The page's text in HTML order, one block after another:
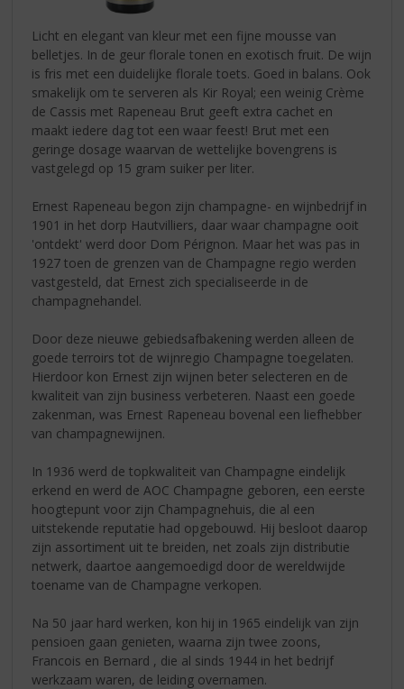
Licht en elegant van kleur met een fijne mousse van
belletjes. In de geur florale tonen en exotisch fruit. De wijn
is fris met een duidelijke florale toets. Goed in balans. Ook
smakelijk om te serveren als Kir Royal; een weinig Crème
de Cassis met Rapeneau Brut geeft extra cachet en
maakt iedere dag tot een waar feest! Brut met een
geringe dosage waarvan de wettelijke bovengrens is
vastgelegd op 15 gram suiker per liter.
Ernest Rapeneau begon zijn champagne- en wijnbedrijf in
1901 in het dorp Hautvilliers, daar waar champagne ooit
'ontdekt' werd door Dom Pérignon. Maar het was pas in
1927 toen de grenzen van de Champagne regio werden
vastgesteld, dat Ernest zich specialiseerde in de
champagnehandel.
Door deze nieuwe gebiedsafbakening werden alleen de
goede terroirs tot de wijnregio Champagne toegelaten.
Hierdoor kon Ernest zijn wijnen beter selecteren en de
kwaliteit van zijn business verbeteren. Naast een goede
zakenman, was Ernest Rapeneau bovenal een liefhebber
van champagnewijnen.
In 1936 werd de topkwaliteit van Champagne eindelijk
erkend en werd de AOC Champagne geboren, een eerste
hoogtepunt voor zijn Champagnehuis, die al een
uitstekende reputatie had opgebouwd. Hij besloot daarop
zijn assortiment uit te breiden, net zoals zijn distributie
netwerk, daartoe aangemoedigd door de wereldwijde
toename van de Champagne verkopen.
Na 50 jaar hard werken, kon hij in 1965 eindelijk van zijn
pensioen gaan genieten, waarna zijn twee zoons,
Francois en Bernard , die al sinds 1944 in het bedrijf
werkzaam waren, de leiding overnamen.